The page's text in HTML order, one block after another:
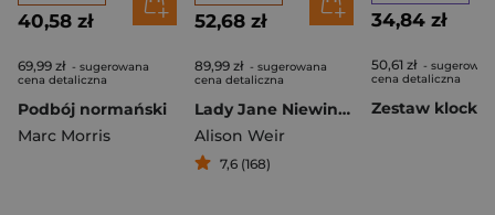
40,58 zł
69,99 zł - sugerowana
cena detaliczna
Podbój normański
Marc Morris
52,68 zł
89,99 zł - sugerowana
cena detaliczna
Lady Jane Niewinna zdrajczyni
Alison Weir
7,6 (168)
34,84 zł
50,61 zł -
cena detaliczna